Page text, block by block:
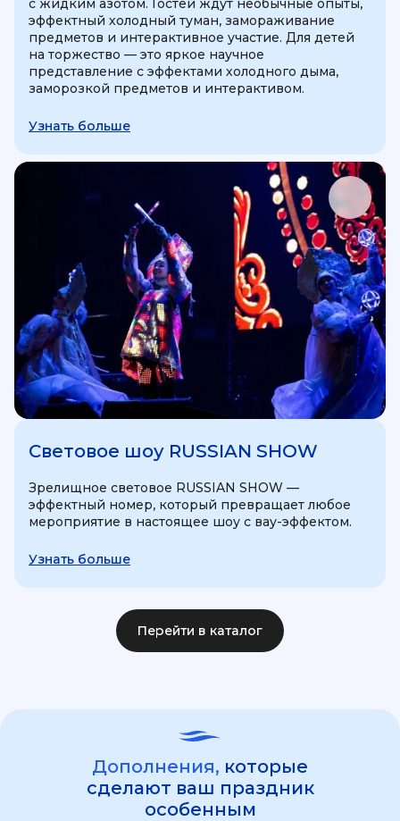
с жидким азотом. Гостей ждут необычные опыты,
эффектный холодный туман, замораживание
предметов и интерактивное участие. Для детей
на торжество — это яркое научное
представление с эффектами холодного дыма,
заморозкой предметов и интерактивом.
Узнать больше
Световое шоу RUSSIAN SHOW
Зрелищное световое RUSSIAN SHOW —
эффектный номер, который превращает любое
мероприятие в настоящее шоу с вау-эффектом.
Узнать больше
Перейти в каталог
Дополнения, которые
сделают ваш праздник
особенным